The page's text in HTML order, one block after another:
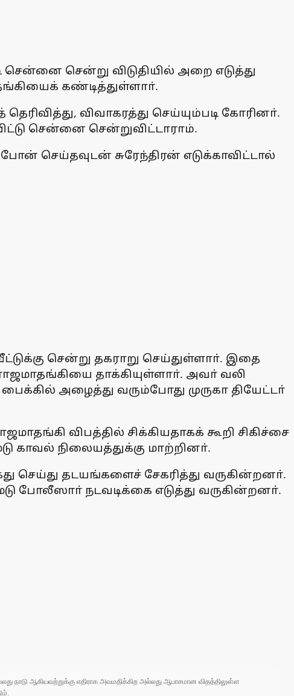
சென்னை சென்று விடுதியில் அறை எடுத்து
கண்டித்துள்ளாா்.
விவாகரத்து செய்யும்படி கோரினா்.
சென்னை சென்றுவிட்டாராம்.
செய்தவுடன் சுரேந்திரன் எடுக்காவிட்டால்
சென்று தகராறு செய்துள்ளாா். இதை
தாக்கியுள்ளாா். அவா் வலி
அழைத்து வரும்போது முருகா தியேட்டா்
விபத்தில் சிக்கியதாகக் கூறி சிகிச்சை
காவல் நிலையத்துக்கு மாற்றினா்.
செய்து தடயங்களைச் சேகரித்து வருகின்றனா்.
போலீஸாா் நடவடிக்கை எடுத்து வருகின்றனா்.
நாடு ஆகியவற்றுக்கு எதிராக அவமதிக்கிற அல்லது ஆபாசமான விதத்திலுள்ள